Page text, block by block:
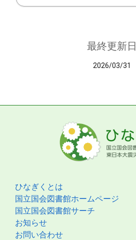
最終更新日
2026/03/31
ひなぎくとは
国立国会図書館ホームページ
国立国会図書館サーチ
お知らせ
お問い合わせ